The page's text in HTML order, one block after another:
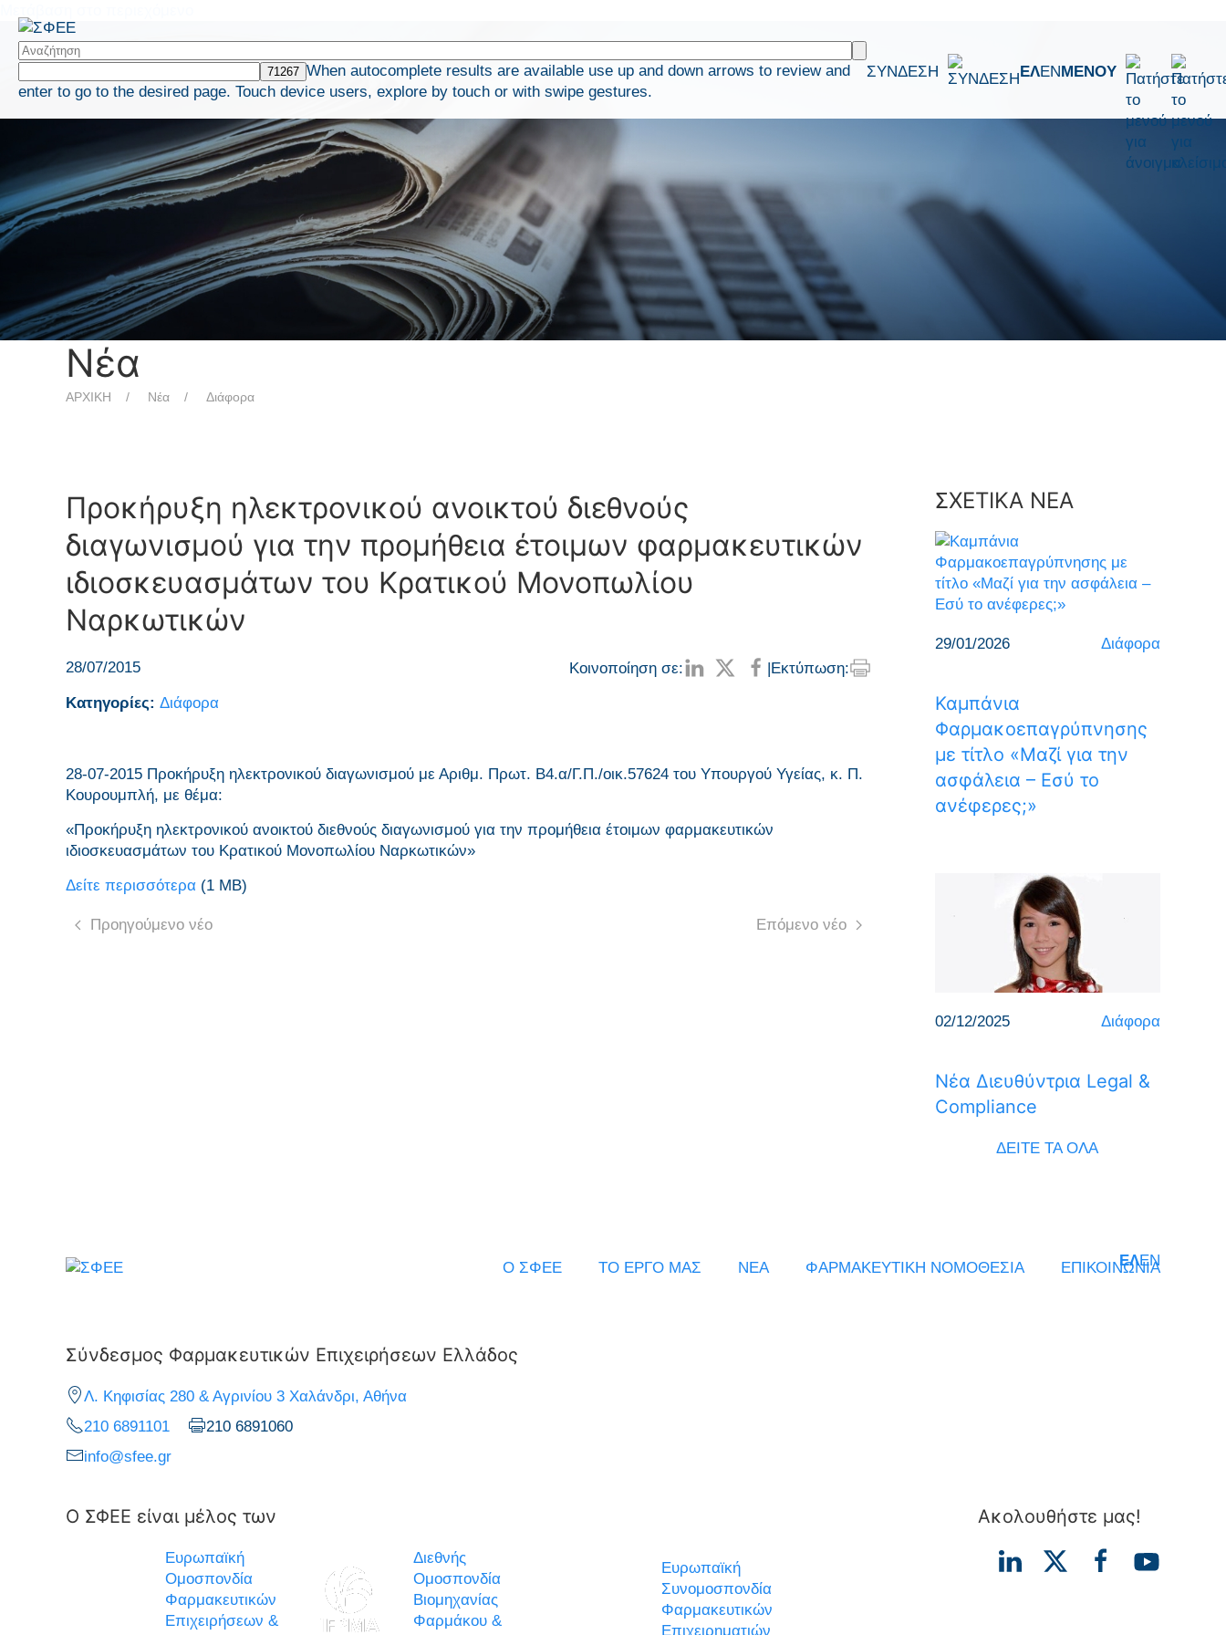
When autocomplete results are available use up and down arrows to review and
enter to go to the desired page. Touch device users, explore by touch or with swipe gestures.
ΣΥΝΔΕΣΗ ΕΛEN ΜΕΝΟΥ
Νέα
ΑΡΧΙΚΗ Νέα Διάφορα
Προκήρυξη ηλεκτρονικού ανοικτού διεθνούς
διαγωνισμού για την προμήθεια έτοιμων φαρμακευτικών
ιδιοσκευασμάτων του Κρατικού Μονοπωλίου
Ναρκωτικών
28/07/2015 Κοινοποίηση σε: |Εκτύπωση:
Κατηγορίες: Διάφορα
28-07-2015 Προκήρυξη ηλεκτρονικού διαγωνισμού με Αριθμ. Πρωτ. Β4.α/Γ.Π./οικ.57624 του Υπουργού Υγείας, κ. Π.
Κουρουμπλή, με θέμα:
«Προκήρυξη ηλεκτρονικού ανοικτού διεθνούς διαγωνισμού για την προμήθεια έτοιμων φαρμακευτικών
ιδιοσκευασμάτων του Κρατικού Μονοπωλίου Ναρκωτικών»
Δείτε περισσότερα (1 MΒ)
Προηγούμενο νέο Επόμενο νέο
ΣΧΕΤΙΚΑ ΝΕΑ
29/01/2026 Διάφορα
Καμπάνια
Φαρμακοεπαγρύπνησης
με τίτλο «Μαζί για την
ασφάλεια – Εσύ το
ανέφερες;»
02/12/2025 Διάφορα
Νέα Διευθύντρια Legal &
Compliance
ΔΕΙΤΕ ΤΑ ΟΛΑ
ΕΛEN
Ο ΣΦΕΕ ΤΟ ΕΡΓΟ ΜΑΣ ΝΕΑ ΦΑΡΜΑΚΕΥΤΙΚΗ ΝΟΜΟΘΕΣΙΑ ΕΠΙΚΟΙΝΩΝΙΑ
Σύνδεσμος Φαρμακευτικών Επιχειρήσεων Ελλάδος
Λ. Κηφισίας 280 & Αγρινίου 3 Χαλάνδρι, Αθήνα
210 6891101
210 6891060
info@sfee.gr
Ο ΣΦΕΕ είναι μέλος των
Ευρωπαϊκή
Ομοσπονδία
Φαρμακευτικών
Επιχειρήσεων &
Διεθνής
Ομοσπονδία
Βιομηχανίας
Φαρμάκου &
Ευρωπαϊκή
Συνομοσπονδία
Φαρμακευτικών
Επιχειρηματιών
Ακολουθήστε μας!